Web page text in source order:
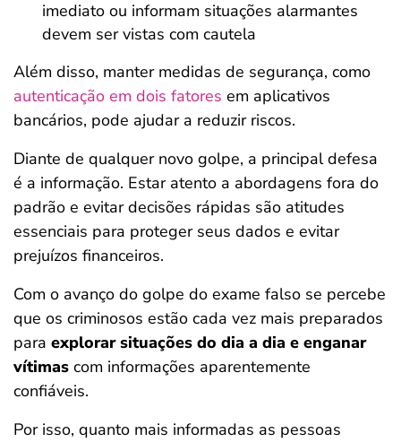
imediato ou informam situações alarmantes
devem ser vistas com cautela
Além disso, manter medidas de segurança, como
autenticação em dois fatores em aplicativos
bancários, pode ajudar a reduzir riscos.
Diante de qualquer novo golpe, a principal defesa
é a informação. Estar atento a abordagens fora do
padrão e evitar decisões rápidas são atitudes
essenciais para proteger seus dados e evitar
prejuízos financeiros.
Com o avanço do golpe do exame falso se percebe
que os criminosos estão cada vez mais preparados
para explorar situações do dia a dia e enganar
vítimas com informações aparentemente
confiáveis.
Por isso, quanto mais informadas as pessoas